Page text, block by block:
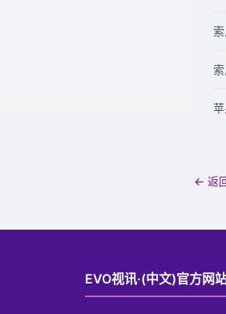
← 返
EVO视讯·(中文)官方网